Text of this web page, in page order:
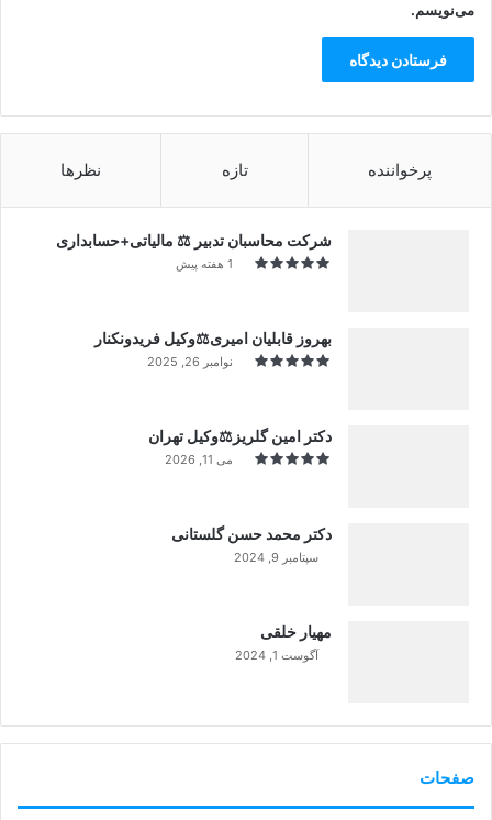
می‌نویسم.
پرخواننده تازه نظرها
شرکت محاسبان تدبیر ⚖️ مالیاتی+حسابداری
1 هفته پیش
بهروز قابلیان امیری⚖️وکیل فریدونکنار
نوامبر 26, 2025
دکتر امین گلریز⚖️وکیل تهران
می 11, 2026
دکتر محمد حسن گلستانی
سپتامبر 9, 2024
مهیار خلقی
آگوست 1, 2024
صفحات